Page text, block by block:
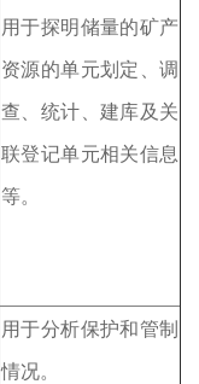
用于探明储量的矿产
资源的单元划定、调
查、统计、建库及关
联登记单元相关信息
等。
用于分析保护和管制
情况。